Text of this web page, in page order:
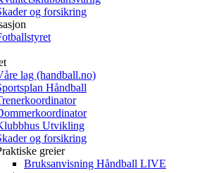
og forsikring
lag (handball.no)
Håndball
Utvikling
og forsikring
greier
Bruksanvisning Håndball LIVE